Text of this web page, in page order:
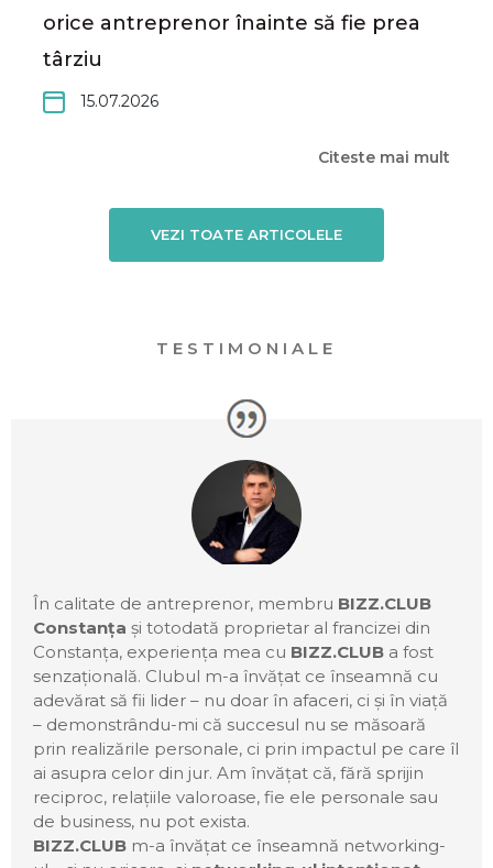
orice antreprenor înainte să fie prea
târziu
15.07.2026
Citeste mai mult
VEZI TOATE ARTICOLELE
TESTIMONIALE
În calitate de antreprenor, membru BIZZ.CLUB
Constanța și totodată proprietar al francizei din
Constanța, experiența mea cu BIZZ.CLUB a fost
senzațională. Clubul m-a învățat ce înseamnă cu
adevărat să fii lider – nu doar în afaceri, ci și în viață
– demonstrându-mi că succesul nu se măsoară
prin realizările personale, ci prin impactul pe care îl
ai asupra celor din jur. Am învățat că, fără sprijin
reciproc, relațiile valoroase, fie ele personale sau
de business, nu pot exista.
BIZZ.CLUB m-a învățat ce înseamnă networking-